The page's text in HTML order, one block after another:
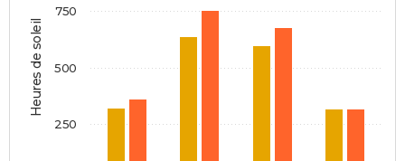
Heures de soleil
250
500
750